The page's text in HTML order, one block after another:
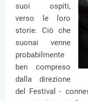
suoi ospiti,
verso le loro
storie. Ciò che
suonai venne
probabilmente
ben compreso
dalla direzione
del Festival -